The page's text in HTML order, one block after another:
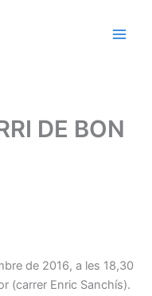
DE BON
de 2016, a les 18,30
(carrer Enric Sanchís).